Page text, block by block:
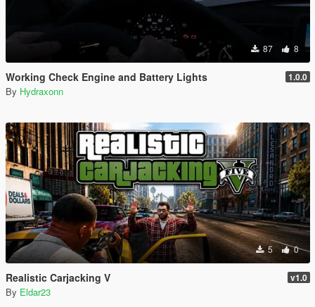
87 8
Working Check Engine and Battery Lights 1.0.0
By Hydraxonn
5 0
Realistic Carjacking V v1.0
By Eldar23